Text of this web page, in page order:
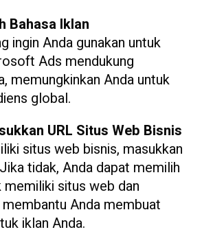
Bahasa Iklan
ingin Anda gunakan untuk
Ads mendukung
memungkinkan Anda untuk
global.
URL Situs Web Bisnis
situs web bisnis, masukkan
tidak, Anda dapat memilih
situs web dan
Anda membuat
iklan Anda.